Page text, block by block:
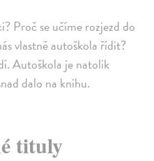
Proč se učíme rozjezd do
vlastně autoškola řídit?
Autoškola je natolik
dalo na knihu.
tituly